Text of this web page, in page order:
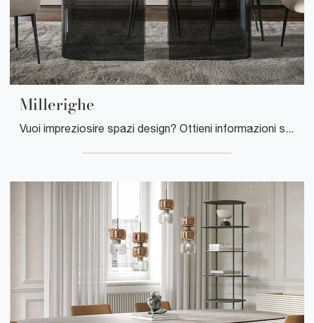
Millerighe
Vuoi impreziosire spazi design? Ottieni informazioni sui tavoli design fissi: il modello da pranzo Millerighe ti sta aspettando.